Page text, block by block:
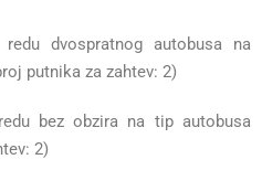
dvospratnog autobusa na
putnika za zahtev: 2)
bez obzira na tip autobusa
2)